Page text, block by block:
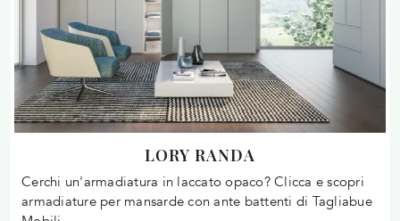
LORY RANDA
Cerchi un'armadiatura in laccato opaco? Clicca e scopri
armadiature per mansarde con ante battenti di Tagliabue